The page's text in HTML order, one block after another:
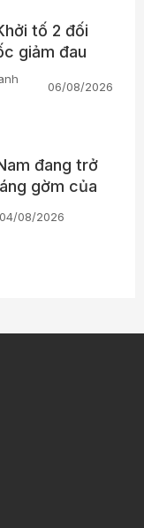
tố 2 đối
giảm đau
thuốc Đông
06/08/2026
đang trở
gờm của
04/08/2026